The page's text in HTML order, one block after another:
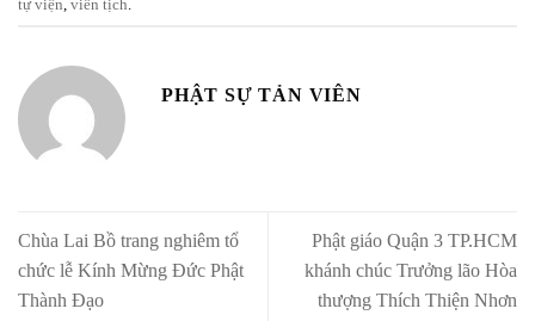
tự viện viên tịch
PHẬT SỰ TẢN VIÊN
Chùa Lai Bồ trang nghiêm tổ
chức lễ Kính Mừng Đức Phật
Thành Đạo
Phật giáo Quận 3 TP.HCM
khánh chúc Trưởng lão Hòa
thượng Thích Thiện Nhơn